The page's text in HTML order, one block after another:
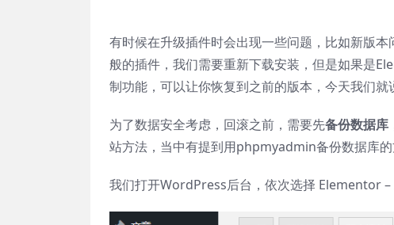
有时候在升级插件时会出现一些问题，比如新版
般的插件，我们需要重新下载安装，但是如果是
制功能，可以让你恢复到之前的版本，今天我们就
为了数据安全考虑，回滚之前，需要先备份数据库
站方法，当中有提到用phpmyadmin备份数据库
我们打开WordPress后台，依次选择 Elementor –